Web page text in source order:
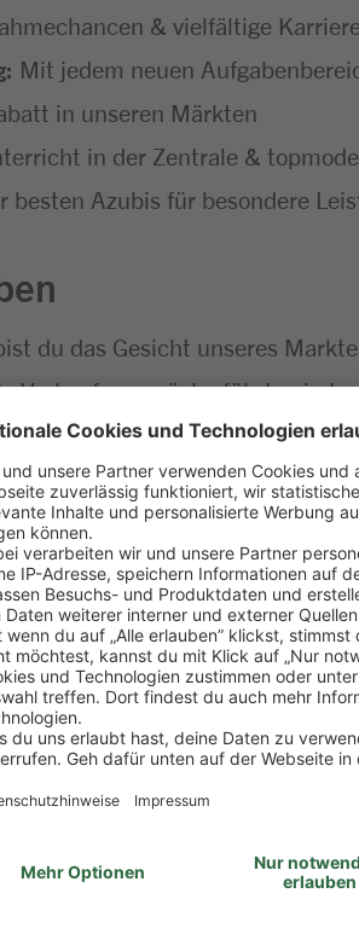
& vielfältige
Mit jedem neuen
in unseren Märkten
in der Zentrale &
besten Azubis für besondere
du das Gesicht unseres
Verkaufsgespräche führt, wirst
gefüllt sind
du mit allen wichtigen
und dem Verkauf
deine Verantwortung – bis
am Umgang mit Menschen
an Lebensmitteln
gehören für dich einfach dazu
bringst du gerne mit